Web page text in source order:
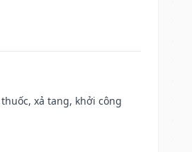
xả tang, khởi công